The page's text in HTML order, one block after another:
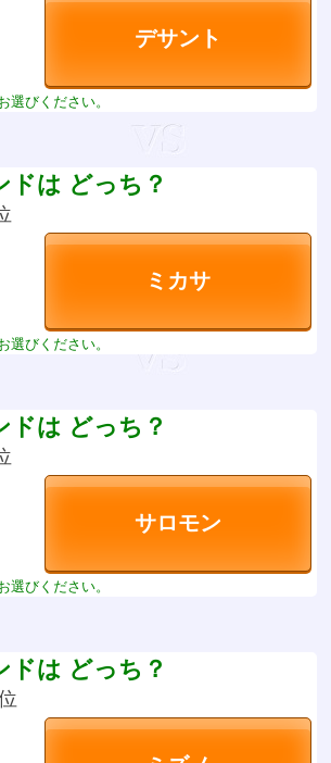
選びください。
ドは どっち？
選びください。
ドは どっち？
選びください。
ドは どっち？